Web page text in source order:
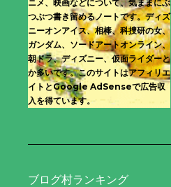
ニメ、映画などについて、気ままにぶ
つぶつ書き留めるノートです。ディズ
ニーオンアイス、相棒、科捜研の女、
ガンダム、ソードアートオンライン、
朝ドラ、ディズニー、仮面ライダーと
か多いです。このサイトはアフィリエ
イトとGoogle AdSenseで広告収
入を得ています。
ブログ村ランキング